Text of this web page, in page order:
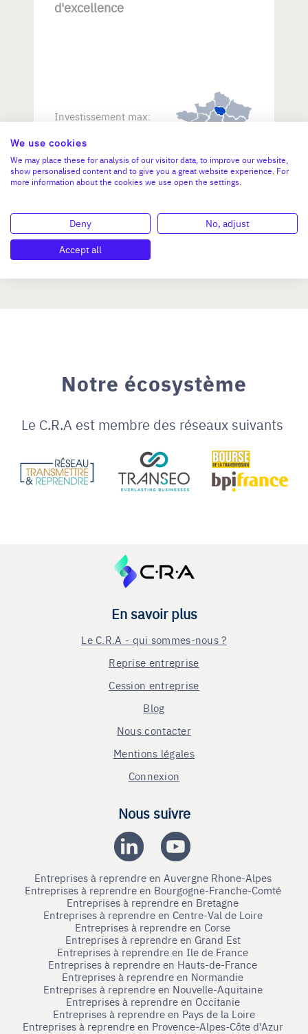
d'excellence
Investissement max:
N°47264
Notre écosystème
Le C.R.A est membre des réseaux suivants
En savoir plus
Le C.R.A - qui sommes-nous ?
Reprise entreprise
Cession entreprise
Blog
Nous contacter
Mentions légales
Connexion
Nous suivre
Entreprises à reprendre en Auvergne Rhone-Alpes
Entreprises à reprendre en Bourgogne-Franche-Comté
Entreprises à reprendre en Bretagne
Entreprises à reprendre en Centre-Val de Loire
Entreprises à reprendre en Corse
Entreprises à reprendre en Grand Est
Entreprises à reprendre en Ile de France
Entreprises à reprendre en Hauts-de-France
Entreprises à reprendre en Normandie
Entreprises à reprendre en Nouvelle-Aquitaine
Entreprises à reprendre en Occitanie
Entreprises à reprendre en Pays de la Loire
Entreprises à reprendre en Provence-Alpes-Côte d'Azur
We use cookies
We may place these for analysis of our visitor data, to improve our website,
show personalised content and to give you a great website experience. For
more information about the cookies we use open the settings.
Deny
No, adjust
Accept all